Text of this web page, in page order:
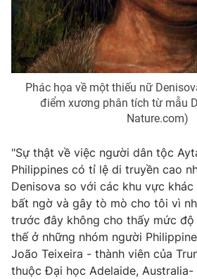
Phác họa về một thiếu nữ
điểm xương phân tích từ mẫu
Nature.com)
"Sự thật về việc người dân tộc
Philippines có tỉ lệ di truyền cao
Denisova so với các khu vực
bất ngờ và gây tò mò cho tôi vì
trước đây không cho thấy mức
thế ở những nhóm người
João Teixeira - thành viên của
thuộc Đại học Adelaide,